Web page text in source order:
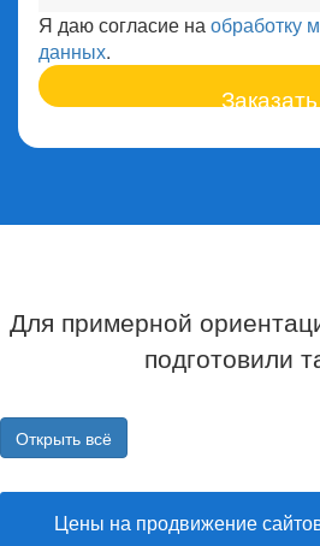
term_service
Я даю согласие наобработку
данных.
Для примерной
подготовили
Открыть всё
Цены на продвижение